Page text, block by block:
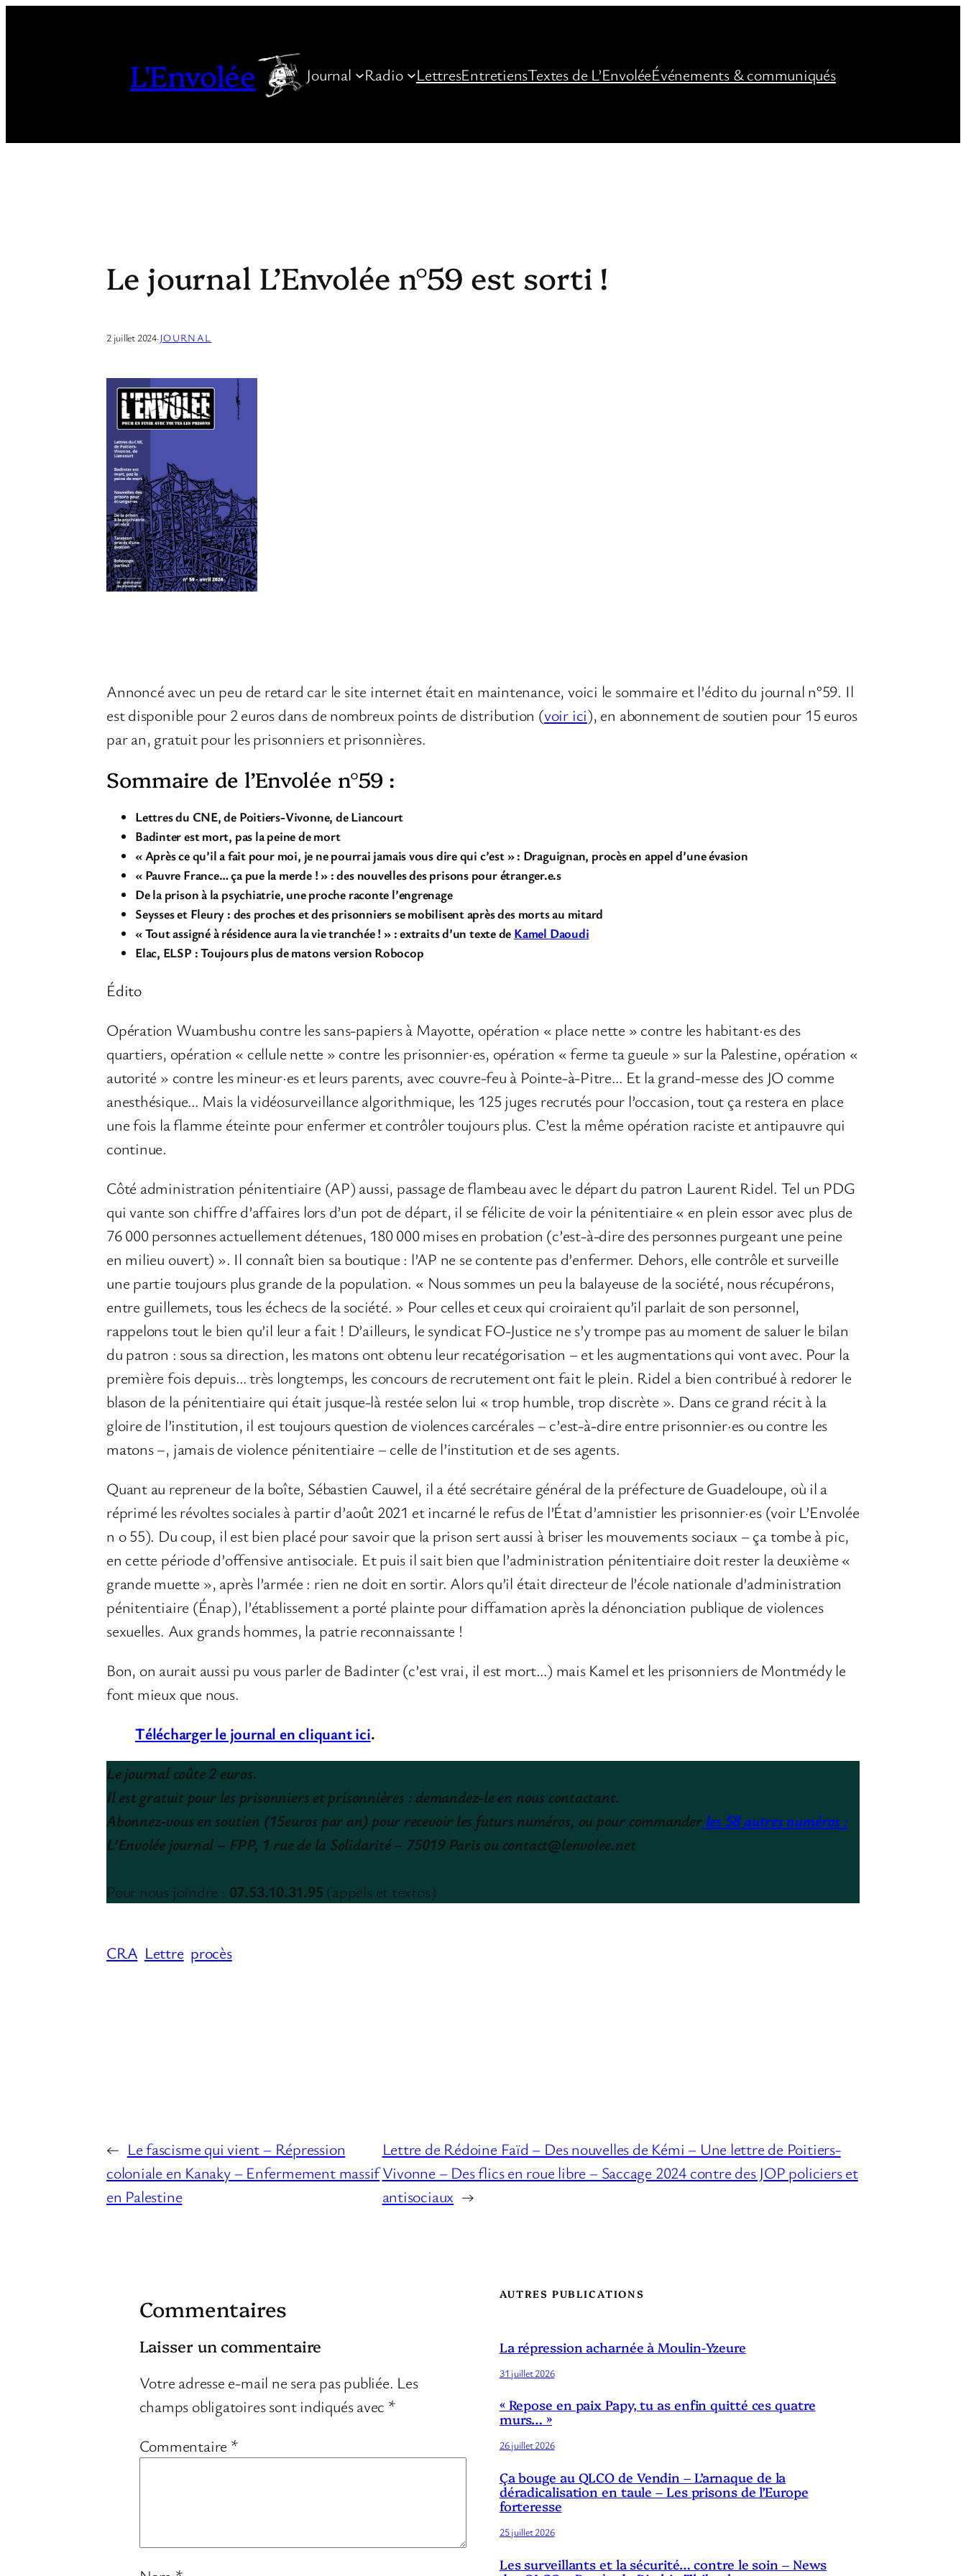
L'Envolée Journal Radio LettresEntretiensTextes de L’EnvoléeÉvénements & communiqués
Le journal L’Envolée n°59 est sorti !
2 juillet 2024·JOURNAL
Annoncé avec un peu de retard car le site internet était en maintenance, voici le sommaire et l’édito du journal n°59. Il
est disponible pour 2 euros dans de nombreux points de distribution (voir ici), en abonnement de soutien pour 15 euros
par an, gratuit pour les prisonniers et prisonnières.
Sommaire de l’Envolée n°59 :
Lettres du CNE, de Poitiers-Vivonne, de Liancourt
Badinter est mort, pas la peine de mort
« Après ce qu’il a fait pour moi, je ne pourrai jamais vous dire qui c’est » : Draguignan, procès en appel d’une évasion
« Pauvre France… ça pue la merde ! » : des nouvelles des prisons pour étranger.e.s
De la prison à la psychiatrie, une proche raconte l’engrenage
Seysses et Fleury : des proches et des prisonniers se mobilisent après des morts au mitard
« Tout assigné à résidence aura la vie tranchée ! » : extraits d’un texte de Kamel Daoudi
Elac, ELSP : Toujours plus de matons version Robocop
Édito
Opération Wuambushu contre les sans-papiers à Mayotte, opération « place nette » contre les habitant·es des
quartiers, opération « cellule nette » contre les prisonnier·es, opération « ferme ta gueule » sur la Palestine, opération «
autorité » contre les mineur·es et leurs parents, avec couvre-feu à Pointe-à-Pitre… Et la grand-messe des JO comme
anesthésique… Mais la vidéosurveillance algorithmique, les 125 juges recrutés pour l’occasion, tout ça restera en place
une fois la flamme éteinte pour enfermer et contrôler toujours plus. C’est la même opération raciste et antipauvre qui
continue.
Côté administration pénitentiaire (AP) aussi, passage de flambeau avec le départ du patron Laurent Ridel. Tel un PDG
qui vante son chiffre d’affaires lors d’un pot de départ, il se félicite de voir la pénitentiaire « en plein essor avec plus de
76 000 personnes actuellement détenues, 180 000 mises en probation (c’est-à-dire des personnes purgeant une peine
en milieu ouvert) ». Il connaît bien sa boutique : l’AP ne se contente pas d’enfermer. Dehors, elle contrôle et surveille
une partie toujours plus grande de la population. « Nous sommes un peu la balayeuse de la société, nous récupérons,
entre guillemets, tous les échecs de la société. » Pour celles et ceux qui croiraient qu’il parlait de son personnel,
rappelons tout le bien qu’il leur a fait ! D’ailleurs, le syndicat FO-Justice ne s’y trompe pas au moment de saluer le bilan
du patron : sous sa direction, les matons ont obtenu leur recatégorisation – et les augmentations qui vont avec. Pour la
première fois depuis… très longtemps, les concours de recrutement ont fait le plein. Ridel a bien contribué à redorer le
blason de la pénitentiaire qui était jusque-là restée selon lui « trop humble, trop discrète ». Dans ce grand récit à la
gloire de l’institution, il est toujours question de violences carcérales – c’est-à-dire entre prisonnier·es ou contre les
matons –, jamais de violence pénitentiaire – celle de l’institution et de ses agents.
Quant au repreneur de la boîte, Sébastien Cauwel, il a été secrétaire général de la préfecture de Guadeloupe, où il a
réprimé les révoltes sociales à partir d’août 2021 et incarné le refus de l’État d’amnistier les prisonnier·es (voir L’Envolée
n o 55). Du coup, il est bien placé pour savoir que la prison sert aussi à briser les mouvements sociaux – ça tombe à pic,
en cette période d’offensive antisociale. Et puis il sait bien que l’administration pénitentiaire doit rester la deuxième «
grande muette », après l’armée : rien ne doit en sortir. Alors qu’il était directeur de l’école nationale d’administration
pénitentiaire (Énap), l’établissement a porté plainte pour diffamation après la dénonciation publique de violences
sexuelles. Aux grands hommes, la patrie reconnaissante !
Bon, on aurait aussi pu vous parler de Badinter (c’est vrai, il est mort…) mais Kamel et les prisonniers de Montmédy le
font mieux que nous.
Télécharger le journal en cliquant ici.
Le journal coûte 2 euros.
Il est gratuit pour les prisonniers et prisonnières : demandez-le en nous contactant.
Abonnez-vous en soutien (15euros par an) pour recevoir les futurs numéros, ou pour commander les 58 autres numéros :
L’Envolée journal – FPP, 1 rue de la Solidarité – 75019 Paris ou contact@lenvolee.net
Pour nous joindre : 07.53.10.31.95 (appels et textos)
CRA Lettre procès
← Le fascisme qui vient – Répression
coloniale en Kanaky – Enfermement massif
en Palestine
Lettre de Rédoine Faïd – Des nouvelles de Kémi – Une lettre de Poitiers-
Vivonne – Des flics en roue libre – Saccage 2024 contre des JOP policiers et
antisociaux →
Commentaires
Laisser un commentaire
Votre adresse e-mail ne sera pas publiée. Les
champs obligatoires sont indiqués avec *
Commentaire *
AUTRES PUBLICATIONS
La répression acharnée à Moulin-Yzeure
31 juillet 2026
« Repose en paix Papy, tu as enfin quitté ces quatre
murs… »
26 juillet 2026
Ça bouge au QLCO de Vendin – L’arnaque de la
déradicalisation en taule – Les prisons de l’Europe
forteresse
25 juillet 2026
Les surveillants et la sécurité… contre le soin – News